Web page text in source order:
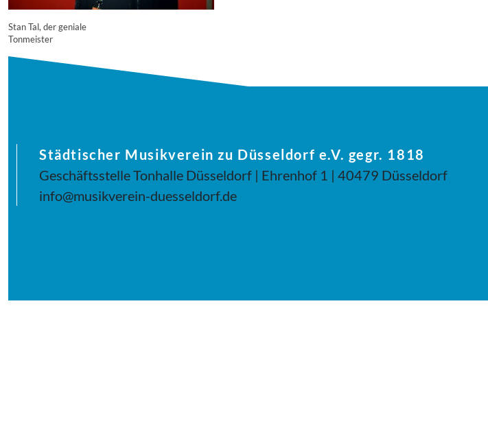
Stan Tal, der geniale
Tonmeister
Städtischer Musikverein zu Düsseldorf e.V. gegr. 1818
Geschäftsstelle Tonhalle Düsseldorf | Ehrenhof 1 | 40479 Düsseldorf
info@musikverein-duesseldorf.de